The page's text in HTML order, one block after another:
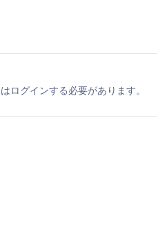
ログインする必要があります。